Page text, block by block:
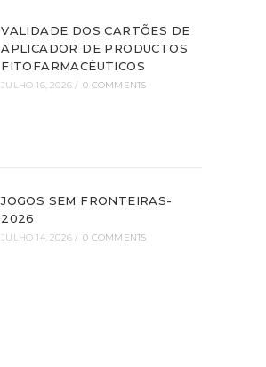
VALIDADE DOS CARTÕES DE
APLICADOR DE PRODUCTOS
FITOFARMACÊUTICOS
JULHO 16, 2026 / 0 COMMENTS
JOGOS SEM FRONTEIRAS-
2026
JULHO 14, 2026 / 0 COMMENTS